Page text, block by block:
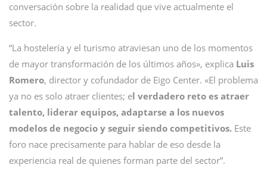
conversación sobre la realidad que vive actualmente el
sector.
“La hostelería y el turismo atraviesan uno de los momentos
de mayor transformación de los últimos años», explica Luis
Romero, director y cofundador de Eigo Center. «El problema
ya no es solo atraer clientes; el verdadero reto es atraer
talento, liderar equipos, adaptarse a los nuevos
modelos de negocio y seguir siendo competitivos. Este
foro nace precisamente para hablar de eso desde la
experiencia real de quienes forman parte del sector”.